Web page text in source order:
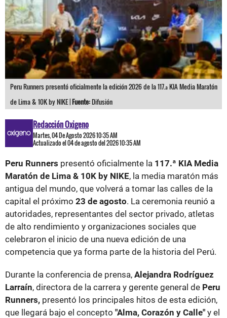
Peru Runners presentó oficialmente la edición 2026 de la 117.ª KIA Media Maratón
de Lima & 10K by NIKE |Fuente:Difusión
Redacción Oxigeno
Martes, 04 De Agosto 2026 10:35 AM
Actualizado el 04 de agosto del 2026 10:35 AM
Peru Runners presentó oficialmente la 117.ª KIA Media
Maratón de Lima & 10K by NIKE, la media maratón más
antigua del mundo, que volverá a tomar las calles de la
capital el próximo 23 de agosto. La ceremonia reunió a
autoridades, representantes del sector privado, atletas
de alto rendimiento y organizaciones sociales que
celebraron el inicio de una nueva edición de una
competencia que ya forma parte de la historia del Perú.
Durante la conferencia de prensa, Alejandra Rodríguez
Larraín, directora de la carrera y gerente general de Peru
Runners, presentó los principales hitos de esta edición,
que llegará bajo el concepto "Alma, Corazón y Calle" y el